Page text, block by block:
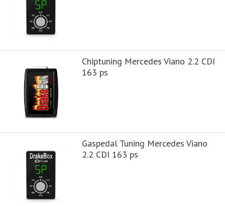
Chiptuning Mercedes Viano 2.2 CDI
163 ps
Gaspedal Tuning Mercedes Viano
2.2 CDI 163 ps